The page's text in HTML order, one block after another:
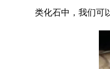
类化石中，我们可